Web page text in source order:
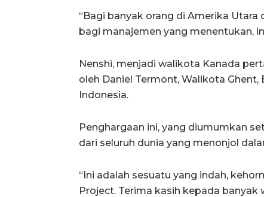
“Bagi banyak orang di Amerika
bagi manajemen yang menentukan,
Nenshi, menjadi walikota Kanada
oleh Daniel Termont, Walikota Ghent,
Indonesia.
Penghargaan ini, yang diumumkan
dari seluruh dunia yang menonjol
“Ini adalah sesuatu yang indah,
Project. Terima kasih kepada banyak